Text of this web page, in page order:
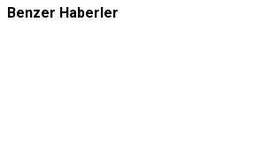
Benzer Haberler